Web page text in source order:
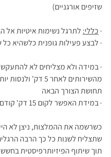
שזיפים אורגניים)
· כללי: לתרגל נשימות איטיות אל
· לבצע פעילות גופנית כלשהיא כל
· במידה ולא מצליחים לא
מהשירותים לאחר 5 דק'
תחושת הצורך הבאה
· במידת האפשר לקום 15 דק' קודם
כשרשמה את ההמלצות, ניצן לא
שתצליח לשנות כל כך הרבה
תוך שיתוף הפיזיותרפיסטית